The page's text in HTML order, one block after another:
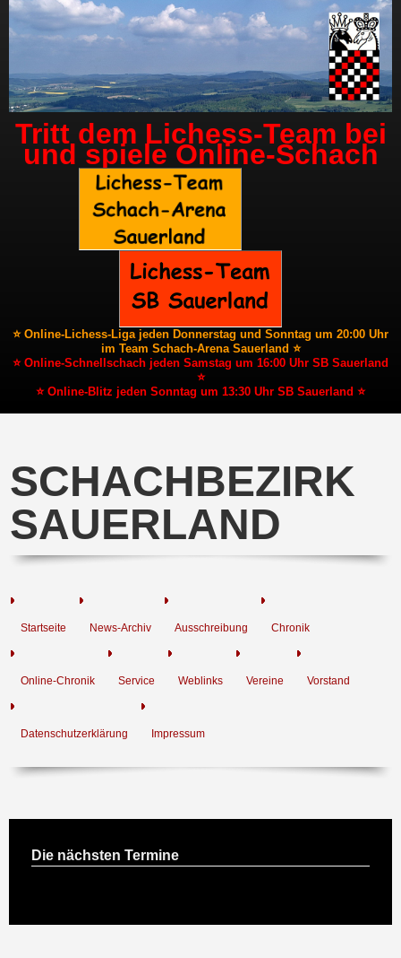
Tritt dem Lichess-Team bei
und spiele Online-Schach
⭐ Online-Lichess-Liga jeden Donnerstag und Sonntag um 20:00 Uhr
im Team Schach-Arena Sauerland ⭐
⭐ Online-Schnellschach jeden Samstag um 16:00 Uhr SB Sauerland
⭐
⭐ Online-Blitz jeden Sonntag um 13:30 Uhr SB Sauerland ⭐
SCHACHBEZIRK
SAUERLAND
Startseite News-Archiv Ausschreibung Chronik
Online-Chronik Service Weblinks Vereine Vorstand
Datenschutzerklärung Impressum
Die nächsten Termine